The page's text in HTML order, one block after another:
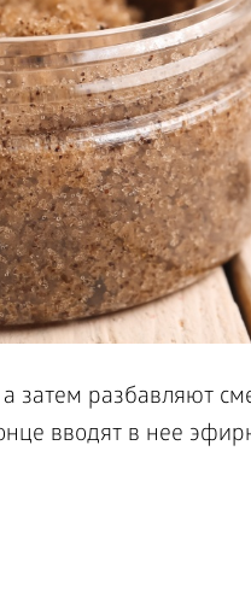
затем разбавляют
вводят в нее